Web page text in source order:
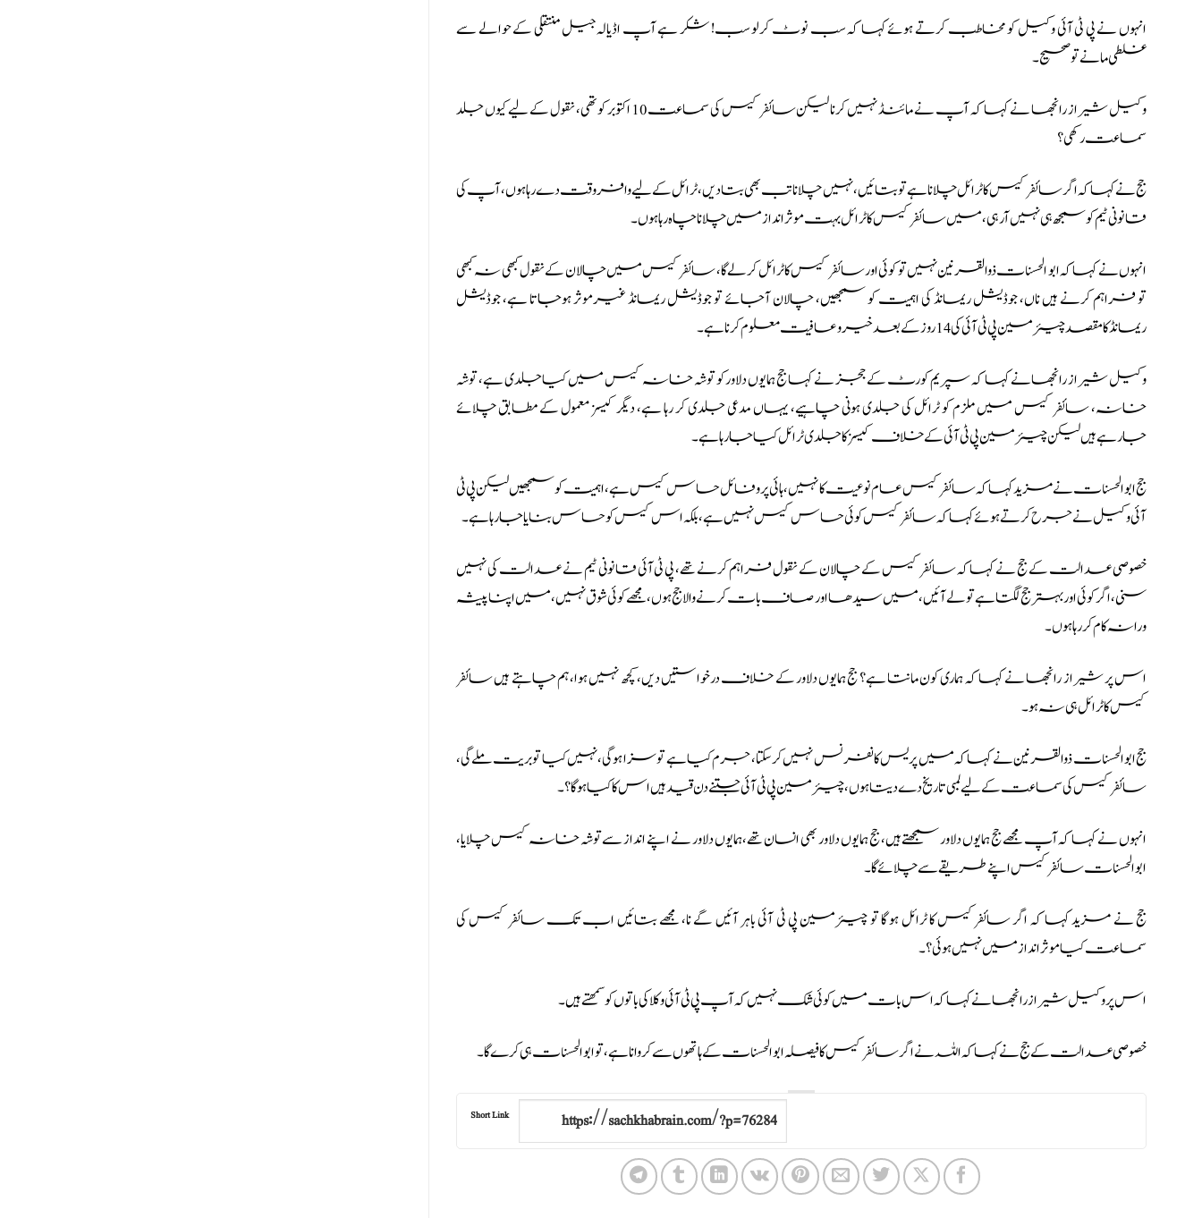
انہوں نے پی ٹی آئی وکیل کو مخاطب کرتے ہوئے کہا کہ سب نوٹ کرلو سب! شکر ہے آپ اڈیالہ جیل منتقلی کے حوالے سے
غلطی مانے تو صحیح۔
وکیل شیراز رانجھا نے کہا کہ آپ نے مائنڈ نہیں کرنا لیکن سائفر کیس کی سماعت 10 اکتوبر کو تھی، نقول کے لیے کیوں جلد
سماعت رکھی؟
جج نے کہا کہ اگر سائفر کیس کا ٹرائل چلانا ہے تو بتائیں، نہیں چلانا تب بھی بتا دیں، ٹرائل کے لیے وافر وقت دے رہا ہوں، آپ کی
قانونی ٹیم کو سمجھ ہی نہیں آرہی، میں سائفر کیس کا ٹرائل بہت موثر انداز میں چلانا چاہ رہا ہوں۔
انہوں نے کہا کہ ابو الحسنات ذوالقرنین نہیں تو کوئی اور سائفر کیس کا ٹرائل کر لے گا، سائفر کیس میں چالان کے نقول کبھی نہ کبھی
تو فراہم کرنے ہیں ناں، جوڈیشل ریمانڈ کی اہمیت کو سمجھیں، چالان آجائے تو جوڈیشل ریمانڈ غیرموثر ہوجاتا ہے، جوڈیشل
ریمانڈ کا مقصد چیئرمین پی ٹی آئی کی 14 روز کے بعد خیر و عافیت معلوم کرنا ہے۔
وکیل شیراز رانجھا نے کہا کہ سپریم کورٹ کے ججز نے کہا جج ہمایوں دلاور کو توشہ خانہ کیس میں کیا جلدی ہے، توشہ
خانہ، سائفر کیس میں ملزم کو ٹرائل کی جلدی ہونی چاہیے، یہاں مدعی جلدی کر رہا ہے، دیگر کیسز معمول کے مطابق چلائے
جارہے ہیں لیکن چیئرمین پی ٹی آئی کے خلاف کیسز کا جلدی ٹرائل کیا جارہا ہے۔
جج ابوالحسنات نے مزید کہا کہ سائفر کیس عام نوعیت کا نہیں، ہائی پروفائل حساس کیس ہے، اہمیت کو سمجھیں لیکن پی ٹی
آئی وکیل نے جرح کرتے ہوئے کہا کہ سائفر کیس کوئی حساس کیس نہیں ہے، بلکہ اس کیس کو حساس بنایا جا رہا ہے۔
خصوصی عدالت کے جج نے کہا کہ سائفر کیس کے چالان کے نقول فراہم کرنے تھے، پی ٹی آئی قانونی ٹیم نے عدالت کی نہیں
سنی، اگر کوئی اور بہتر جج لگتا ہے تو لے آئیں، میں سیدھا اور صاف بات کرنے والا جج ہوں، مجھے کوئی شوق نہیں، میں اپنا پیشہ
ورانہ کام کر رہا ہوں۔
اس پر شیراز رانجھا نے کہا کہ ہماری کون مانتا ہے؟ جج ہمایوں دلاور کے خلاف درخواستیں دیں، کچھ نہیں ہوا، ہم چاہتے ہیں سائفر
کیس کا ٹرائل ہی نہ ہو۔
جج ابوالحسنات ذوالقرنین نے کہا کہ میں پریس کانفرنس نہیں کرسکتا، جرم کیا ہے تو سزا ہوگی، نہیں کیا تو بریت ملے گی،
سائفر کیس کی سماعت کے لیے لمبی تاریخ دے دیتا ہوں، چیئرمین پی ٹی آئی جتنے دن قید ہیں اس کا کیا ہو گا؟۔
انہوں نے کہا کہ آپ مجھے جج ہمایوں دلاور سمجھتے ہیں، جج ہمایوں دلاور بھی انسان تھے، ہمایوں دلاور نے اپنے انداز سے توشہ خانہ کیس چلایا،
ابوالحسنات سائفر کیس اپنے طریقے سے چلائے گا۔
جج نے مزید کہا کہ اگر سائفرکیس کا ٹرائل ہو گا تو چیئرمین پی ٹی آئی باہر آئیں گے نا، مجھے بتائیں اب تک سائفر کیس کی
سماعت کیا موثر انداز میں نہیں ہوئی؟۔
اس پر وکیل شیراز رانجھا نے کہا کہ اس بات میں کوئی شک نہیں کہ آپ پی ٹی آئی وکلا کی باتوں کو سمھتےہیں۔
خصوصی عدالت کے جج نے کہا کہ اللہ نے اگر سائفر کیس کا فیصلہ ابوالحسنات کے ہاتھوں سے کروانا ہے، تو ابوالحسنات ہی کرے گا۔
Short Link